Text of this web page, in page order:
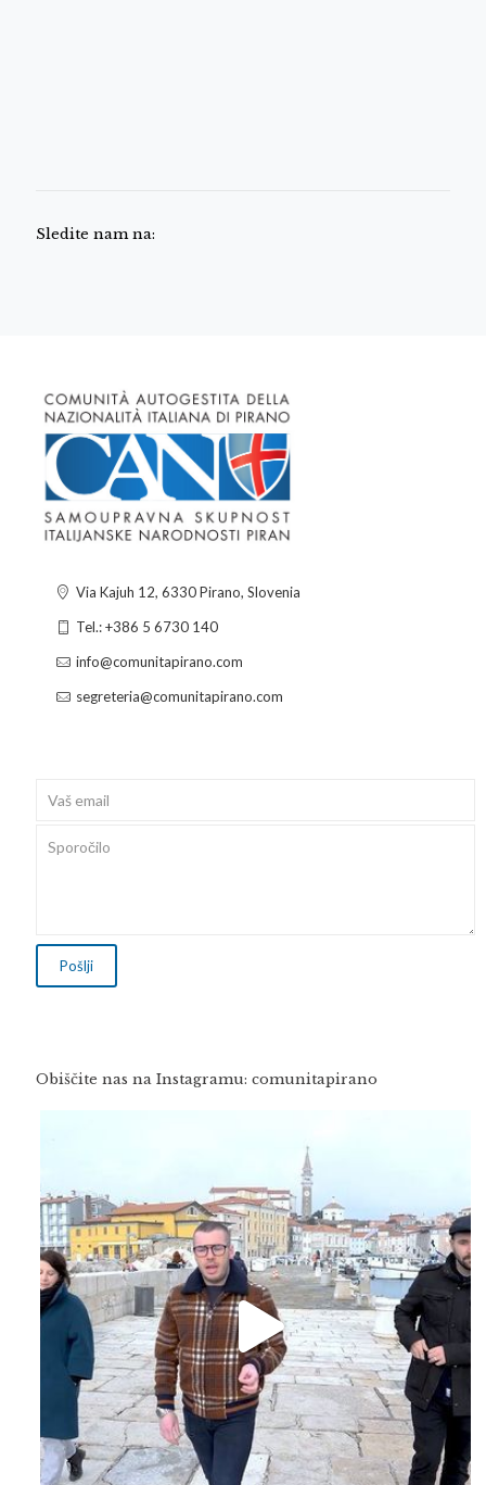
Sledite nam na:
Via Kajuh 12, 6330 Pirano, Slovenia
Tel.: +386 5 6730 140
info@comunitapirano.com
segreteria@comunitapirano.com
Obiščite nas na Instagramu: comunitapirano